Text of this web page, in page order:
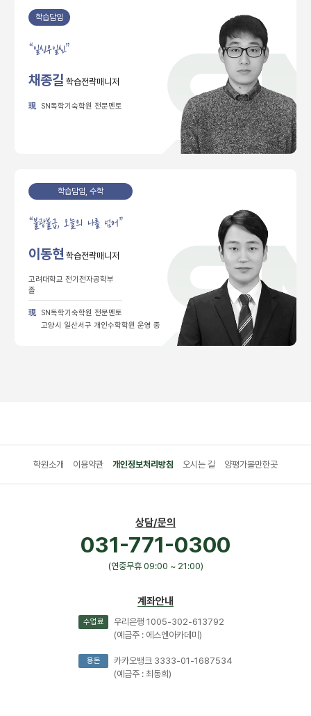
학습담임
“일신우일신”
채종길 학습전략매니저
現 SN독학기숙학원 전문멘토
학습담임, 수학
“불광불급, 오늘의 나를 넘어”
이동현 학습전략매니저
고려대학교 전기전자공학부
졸
現
SN독학기숙학원 전문멘토
고양시 일산서구 개인수학학원 운영 중
학원소개 이용약관 개인정보처리방침 오시는 길 양평가볼만한곳
상담/문의
031-771-0300
(연중무휴 09:00 ~ 21:00)
계좌안내
수업료
우리은행 1005-302-613792
(예금주 : 에스엔아카데미)
용돈
카카오뱅크 3333-01-1687534
(예금주 : 최동희)